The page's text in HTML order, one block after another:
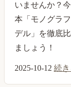
いませんか？
本「モノグラ
デル」を徹底
ましょう！
2025-10-12 続